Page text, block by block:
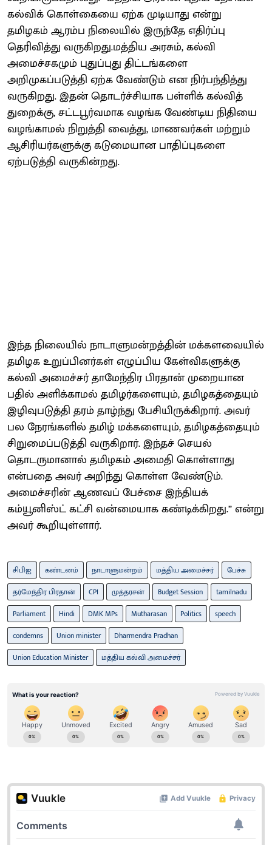
கல்விக் கொள்கையை ஏற்க முடியாது என்று
தமிழகம் ஆரம்ப நிலையில் இருந்தே எதிர்ப்பு
தெரிவித்து வருகிறது.மத்திய அரசும், கல்வி
அமைச்சகமும் புதுப்புது திட்டங்களை
அறிமுகப்படுத்தி ஏற்க வேண்டும் என நிர்பந்தித்து
வருகிறது. இதன் தொடர்ச்சியாக பள்ளிக் கல்வித்
துறைக்கு, சட்டபூர்வமாக வழங்க வேண்டிய நிதியை
வழங்காமல் நிறுத்தி வைத்து, மாணவர்கள் மற்றும்
ஆசிரியர்களுக்கு கடுமையான பாதிப்புகளை
ஏற்படுத்தி வருகின்றது.
இந்த நிலையில் நாடாளுமன்றத்தின் மக்களவையில்
தமிழக உறுப்பினர்கள் எழுப்பிய கேள்விகளுக்கு
கல்வி அமைச்சர் தாமேந்திர பிரதான் முறையான
பதில் அளிக்காமல் தமிழர்களையும், தமிழகத்தையும்
இழிவுபடுத்தி தரம் தாழ்ந்து பேசியிருக்கிறார். அவர்
பல நேரங்களில் தமிழ் மக்களையும், தமிழகத்தையும்
சிறுமைப்படுத்தி வருகிறார். இந்தச் செயல்
தொடருமானால் தமிழகம் அமைதி கொள்ளாது
என்பதை அவர் அறிந்து கொள்ள வேண்டும்.
அமைச்சரின் ஆணவப் பேச்சை இந்தியக்
கம்யூனிஸ்ட் கட்சி வன்மையாக கண்டிக்கிறது.” என்று
அவர் கூறியுள்ளார்.
சிபிஐ கண்டனம் நாடாளுமன்றம் மத்திய அமைச்சர்
பேச்சு
தர்மேந்திர பிரதான்
CPI முத்தரசன் Budget Session
tamilnadu
Parliament
Hindi DMK MPs Mutharasan Politics
speech
condemns
Union minister
Dharmendra Pradhan
Union Education Minister
மத்திய கல்வி அமைச்சர்